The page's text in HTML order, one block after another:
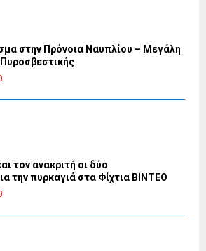
στην Πρόνοια Ναυπλίου – Μεγάλη
τον ανακριτή οι δύο
την πυρκαγιά στα Φίχτια ΒΙΝΤΕΟ